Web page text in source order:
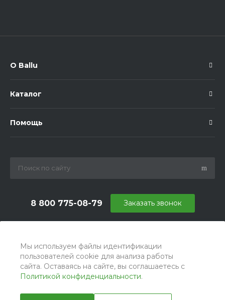
Мы используем файлы идентификации
пользователей cookie для анализа работы
сайта. Оставаясь на сайте, вы соглашаетесь с
Политикой конфиденциальности.
О Ballu
Каталог
Помощь
8 800 775-08-79
г. Москва, БЦ Вятский, ул. Вятская д.70, офис 715
Заказать звонок